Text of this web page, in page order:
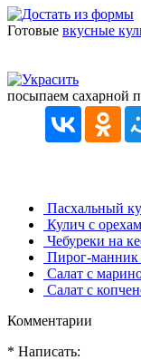
Готовые вкусные
посыпаем сахарной
Пасхальный
Кулич с
Чебуреки на
Пирог-
Салат с
Салат с
Комментарии
* Написать: